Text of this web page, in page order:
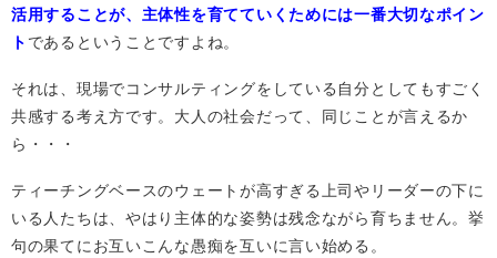
活用することが、主体性を育てていくためには一番大切なポイン
ト であるということですよね。
それは、現場でコンサルティングをしている自分としてもすごく
共感する考え方です。大人の社会だって、同じことが言えるか
ら・・・
ティーチングベースのウェートが高すぎる上司やリーダーの下に
いる人たちは、やはり主体的な姿勢は残念ながら育ちません。挙
句の果てにお互いこんな愚痴を互いに言い始める。